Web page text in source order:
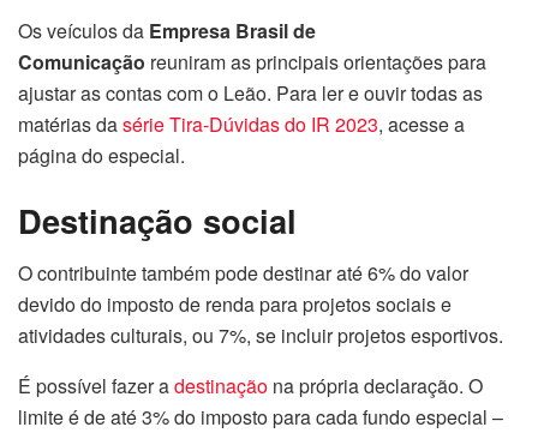
Os veículos da Empresa Brasil de
Comunicação reuniram as principais orientações para
ajustar as contas com o Leão. Para ler e ouvir todas as
matérias dasérie Tira-Dúvidas do IR 2023, acesse a
página do especial.
Destinação social
O contribuinte também pode destinar até 6% do valor
devido do imposto de renda para projetos sociais e
atividades culturais, ou 7%, se incluir projetos esportivos.
É possível fazer adestinação na própria declaração. O
limite é de até 3% do imposto para cada fundo especial –